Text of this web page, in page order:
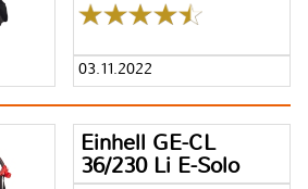
03.11.2022
Einhell GE-CL
36/230 Li E-Solo